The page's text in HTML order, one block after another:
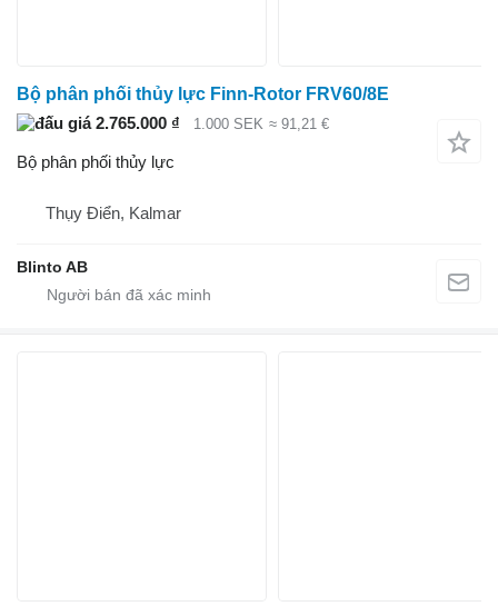
Bộ phân phối thủy lực Finn-Rotor FRV60/8E
2.765.000 ₫
1.000 SEK ≈ 91,21 €
Bộ phân phối thủy lực
Thụy Điển, Kalmar
Blinto AB